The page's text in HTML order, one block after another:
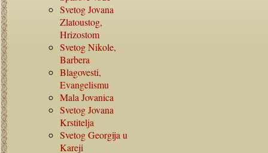
Svetog Jovana
Zlatoustog,
Hrizostom
Svetog Nikole,
Barbera
Blagovesti,
Evangelismu
Mala Jovanica
Svetog Jovana
Krstitelja
Svetog Georgija u
Kareji